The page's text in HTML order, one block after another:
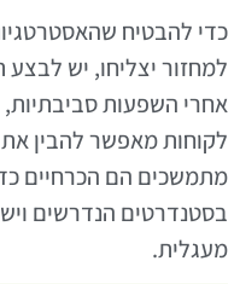
כדי להבטיח
למחזור יצליחו, יש
אחרי השפעות סביבתיות,
לקוחות מאפשר להבין
מתמשכים הם הכרחיים
בסטנדרטים הנדרשים
מעגלית.